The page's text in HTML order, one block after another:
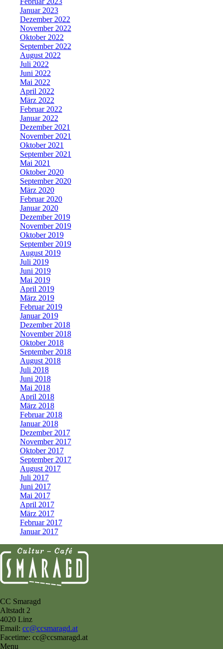
Januar 2023
Dezember 2022
November 2022
Oktober 2022
September 2022
August 2022
Juli 2022
Juni 2022
Mai 2022
April 2022
März 2022
Februar 2022
Januar 2022
Dezember 2021
November 2021
Oktober 2021
September 2021
Mai 2021
Oktober 2020
September 2020
März 2020
Februar 2020
Januar 2020
Dezember 2019
November 2019
Oktober 2019
September 2019
August 2019
Juli 2019
Juni 2019
Mai 2019
April 2019
März 2019
Februar 2019
Januar 2019
Dezember 2018
November 2018
Oktober 2018
September 2018
August 2018
Juli 2018
Juni 2018
Mai 2018
April 2018
März 2018
Februar 2018
Januar 2018
Dezember 2017
November 2017
Oktober 2017
September 2017
August 2017
Juli 2017
Juni 2017
Mai 2017
April 2017
März 2017
Februar 2017
Januar 2017
CC Smaragd
Altstadt 2
4020 Linz
Email: cc@ccsmaragd.at
Facetime: cc@ccsmaragd.at
Menu